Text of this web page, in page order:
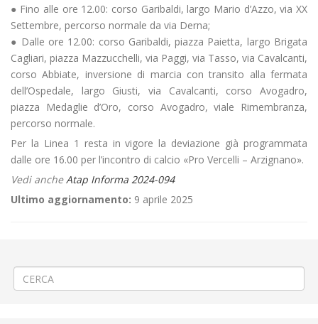
● Fino alle ore 12.00: corso Garibaldi, largo Mario d’Azzo, via XX
Settembre, percorso normale da via Derna;
● Dalle ore 12.00: corso Garibaldi, piazza Paietta, largo Brigata
Cagliari, piazza Mazzucchelli, via Paggi, via Tasso, via Cavalcanti,
corso Abbiate, inversione di marcia con transito alla fermata
dell’Ospedale, largo Giusti, via Cavalcanti, corso Avogadro,
piazza Medaglie d’Oro, corso Avogadro, viale Rimembranza,
percorso normale.
Per la Linea 1 resta in vigore la deviazione già programmata
dalle ore 16.00 per l’incontro di calcio «Pro Vercelli – Arzignano».
Vedi ancheAtap Informa 2024-094
Ultimo aggiornamento: 9 aprile 2025